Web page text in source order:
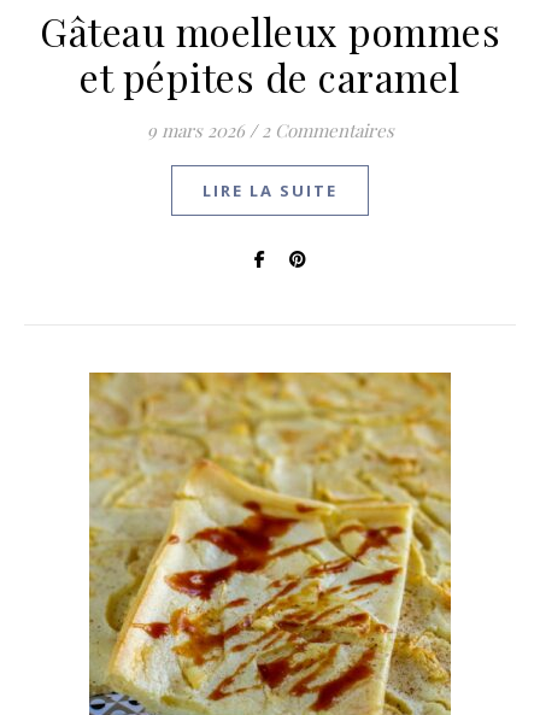
Gâteau moelleux pommes
et pépites de caramel
9 mars 2026 / 2 Commentaires
LIRE LA SUITE